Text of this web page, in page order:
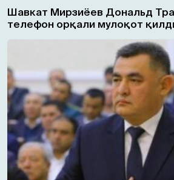
Шавкат Мирзиёев Дональд
телефон орқали мулоқот